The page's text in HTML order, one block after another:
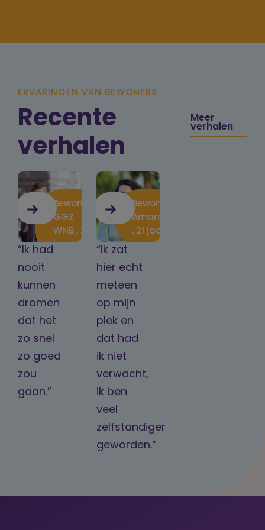
ERVARINGEN VAN BEWONERS
Recente
verhalen
Meer
verhalen
Bewoner
GGZ
WNB , 20
jaar
“Ik had
nooit
kunnen
dromen
dat het
zo snel
zo goed
zou
gaan.”
Bewoner
Amarant
, 21 jaar
“Ik zat
hier echt
meteen
op mijn
plek en
dat had
ik niet
verwacht,
ik ben
veel
zelfstandiger
geworden.”